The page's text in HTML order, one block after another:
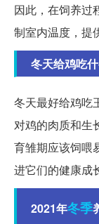
因此，在饲养过
制室内温度，提
冬天给鸡吃
冬天最好给鸡吃
对鸡的肉质和生
育雏期应该饲喂
进它们的健康成
2021年冬季